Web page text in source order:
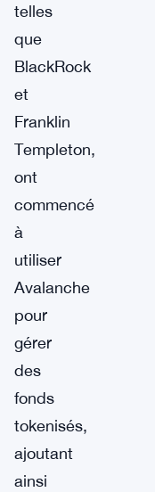
telles
que
BlackRock
et
Franklin
Templeton,
ont
commencé
à
utiliser
Avalanche
pour
gérer
des
fonds
tokenisés,
ajoutant
ainsi